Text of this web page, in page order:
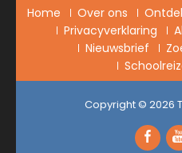
Home Over ons
Privacyverklaring
Nieuwsbrief
Copyright © 2026